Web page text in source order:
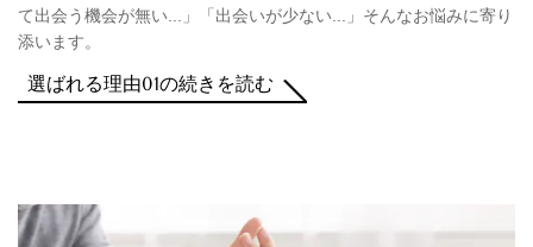
て出会う機会が無い...」「出会いが少ない...」そんなお悩みに寄り
添います。
選ばれる理由01の続きを読む